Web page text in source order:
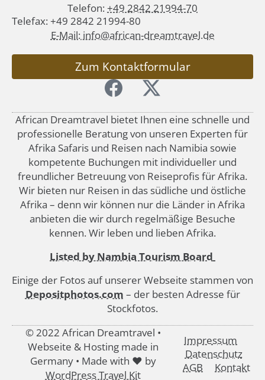
Telefon: +49 2842 21994-70
Telefax: +49 2842 21994-80
E-Mail: info@african-dreamtravel.de
Zum Kontaktformular
African Dreamtravel bietet Ihnen eine schnelle und
professionelle Beratung von unseren Experten für
Afrika Safaris und Reisen nach Namibia sowie
kompetente Buchungen mit individueller und
freundlicher Betreuung von Reiseprofis für Afrika.
Wir bieten nur Reisen in das südliche und östliche
Afrika – denn wir können nur die Länder in Afrika
anbieten die wir durch regelmäßige Besuche
kennen. Wir leben und lieben Afrika.
Listed by Nambia Tourism Board
Einige der Fotos auf unserer Webseite stammen von
Depositphotos.com – der besten Adresse für
Stockfotos.
© 2022 African Dreamtravel •
Webseite & Hosting made in
Germany • Made with ♥ by
WordPress Travel Kit
Impressum
Datenschutz
AGB
Kontakt